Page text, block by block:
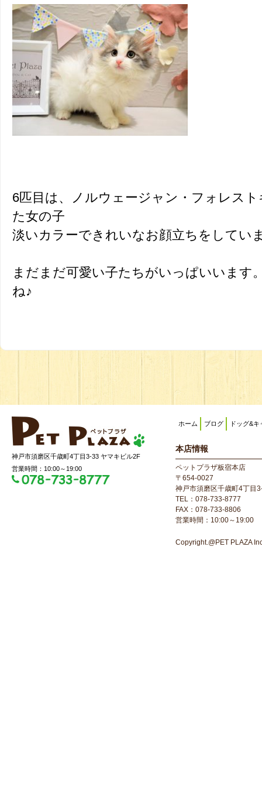
6匹目は、ノルウェージャン・フォレス
た女の子
淡いカラーできれいなお顔立ちをしてい
まだまだ可愛い子たちがいっぱいいます
ね♪
神戸市須磨区千歳町4丁目3-33 ヤマキビル2F
営業時間：10:00～19:00
ホーム ブログ ドッグ&キ
本店情報
ペットプラザ板宿本店
〒654-0027
神戸市須磨区千歳町4丁目
TEL：078-733-8777
FAX：078-733-8806
営業時間：10:00～19:00
Copyright.@PET PLAZA